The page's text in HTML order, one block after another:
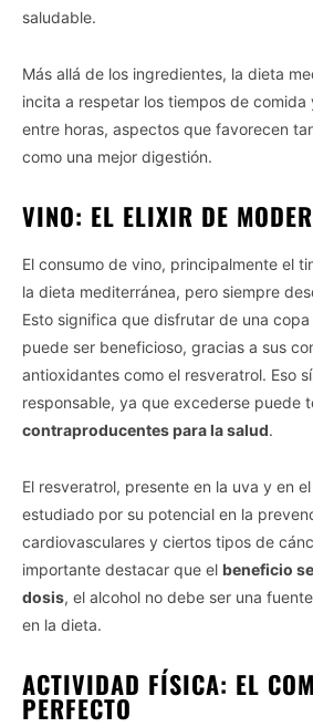
saludable.
Más allá de los ingredientes, la dieta
incita a respetar los tiempos de
entre horas, aspectos que favorecen
como una mejor digestión.
VINO: EL ELIXIR DE
El consumo de vino, principalmente el
la dieta mediterránea, pero siempre
Esto significa que disfrutar de una
puede ser beneficioso, gracias a sus
antioxidantes como el resveratrol. Eso
responsable, ya que excederse puede
contraproducentes para la salud.
El resveratrol, presente en la uva y en
estudiado por su potencial en la
cardiovasculares y ciertos tipos de
importante destacar que el beneficio
dosis, el alcohol no debe ser una
en la dieta.
ACTIVIDAD FÍSICA: EL
PERFECTO